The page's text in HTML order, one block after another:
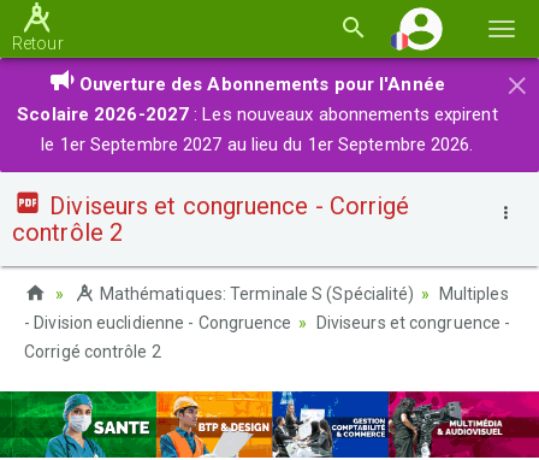
la
Retour
×
Ouverture des Abonnements pour l'Année
Scolaire 2026-2027 : Les nouveaux abonnements expirent
le 1er Septembre 2027 au lieu du 1er Septembre 2026.
Diviseurs et congruence - Corrigé
contrôle 2
Mathématiques: Terminale S (Spécialité)
Multiples
- Division euclidienne - Congruence
Diviseurs et congruence -
Corrigé contrôle 2